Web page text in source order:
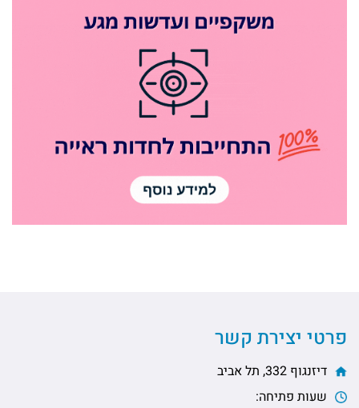
פרטי יצירת קשר
דיזנגוף 332, תל אביב
שעות פתיחה: